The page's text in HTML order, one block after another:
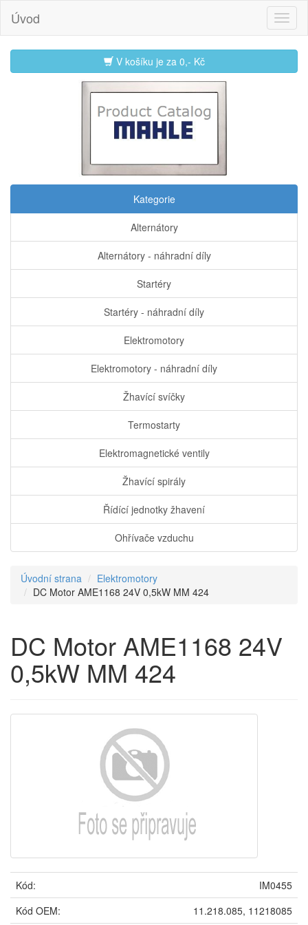
Úvod
V košíku je za 0,- Kč
Kategorie
Alternátory
Alternátory - náhradní díly
Startéry
Startéry - náhradní díly
Elektromotory
Elektromotory - náhradní díly
Žhavící svíčky
Termostarty
Elektromagnetické ventily
Žhavící spirály
Řídící jednotky žhavení
Ohřívače vzduchu
Úvodní strana
Elektromotory
DC Motor AME1168 24V 0,5kW MM 424
DC Motor AME1168 24V
0,5kW MM 424
Kód:
IM0455
Kód OEM:
11.218.085, 11218085